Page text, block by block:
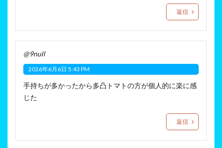
返信
@9null
2026年6月6日 5:43 PM
手持ちが多かったから多凸トマトの方が個人的に楽に感
じた
返信